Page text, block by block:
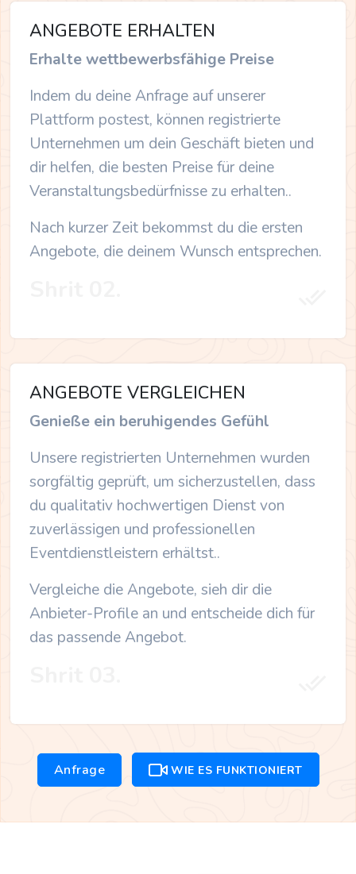
ANGEBOTE ERHALTEN
Erhalte wettbewerbsfähige Preise
Indem du deine Anfrage auf unserer
Plattform postest, können registrierte
Unternehmen um dein Geschäft bieten und
dir helfen, die besten Preise für deine
Veranstaltungsbedürfnisse zu erhalten..
Nach kurzer Zeit bekommst du die ersten
Angebote, die deinem Wunsch entsprechen.
ANGEBOTE VERGLEICHEN
Genieße ein beruhigendes Gefühl
Unsere registrierten Unternehmen wurden
sorgfältig geprüft, um sicherzustellen, dass
du qualitativ hochwertigen Dienst von
zuverlässigen und professionellen
Eventdienstleistern erhältst..
Vergleiche die Angebote, sieh dir die
Anbieter-Profile an und entscheide dich für
das passende Angebot.
Anfrage WIE ES FUNKTIONIERT